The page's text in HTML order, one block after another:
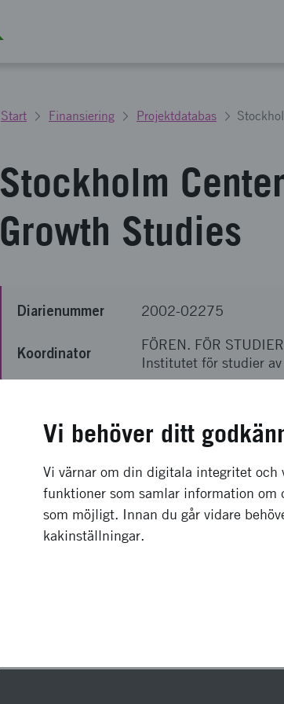
Start Finansiering Projektdatabas
Stockholm
Growth Studies
Diarienummer 2002-02275
Koordinator FÖREN. FÖR
Institutet för studier
Projektets
löptid
Status Avslutat
Vi behöver ditt
Vi värnar om din digitala integritet
funktioner som samlar information om
som möjligt. Innan du går vidare
kakinställningar.